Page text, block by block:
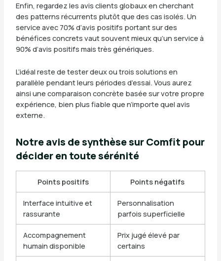
Enfin, regardez les avis clients globaux en cherchant
des patterns récurrents plutôt que des cas isolés. Un
service avec 70% d’avis positifs portant sur des
bénéfices concrets vaut souvent mieux qu’un service à
90% d’avis positifs mais très génériques.
L’idéal reste de tester deux ou trois solutions en
parallèle pendant leurs périodes d’essai. Vous aurez
ainsi une comparaison concrète basée sur votre propre
expérience, bien plus fiable que n’importe quel avis
externe.
Notre avis de synthèse sur Comfit pour
décider en toute sérénité
Points positifs Points négatifs
Interface intuitive et
rassurante
Personnalisation
parfois superficielle
Accompagnement
humain disponible
Prix jugé élevé par
certains